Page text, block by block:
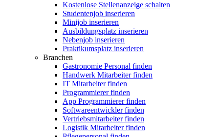
Kostenlose Stellenanzeige schalten
Studentenjob inserieren
Minijob inserieren
Ausbildungsplatz inserieren
Nebenjob inserieren
Praktikumsplatz inserieren
Branchen
Gastronomie Personal finden
Handwerk Mitarbeiter finden
IT Mitarbeiter finden
Programmierer finden
App Programmierer finden
Softwareentwickler finden
Vertriebsmitarbeiter finden
Logistik Mitarbeiter finden